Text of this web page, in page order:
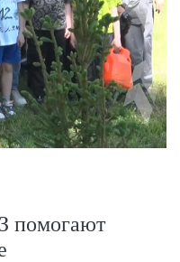
помогают